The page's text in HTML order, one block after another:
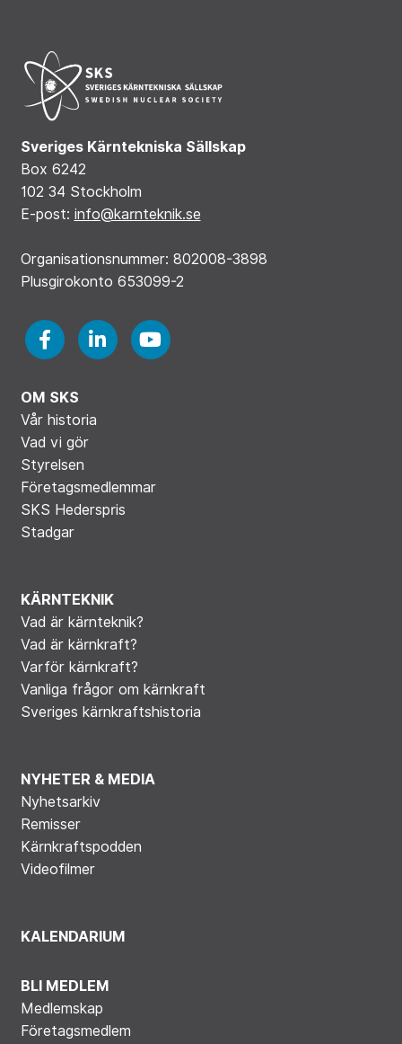
Sveriges Kärntekniska Sällskap
Box 6242
102 34 Stockholm
E-post: info@karnteknik.se
Organisationsnummer: 802008-3898
Plusgirokonto 653099-2
OM SKS
Vår historia
Vad vi gör
Styrelsen
Företagsmedlemmar
SKS Hederspris
Stadgar
KÄRNTEKNIK
Vad är kärnteknik?
Vad är kärnkraft?
Varför kärnkraft?
Vanliga frågor om kärnkraft
Sveriges kärnkraftshistoria
NYHETER & MEDIA
Nyhetsarkiv
Remisser
Kärnkraftspodden
Videofilmer
KALENDARIUM
BLI MEDLEM
Medlemskap
Företagsmedlem